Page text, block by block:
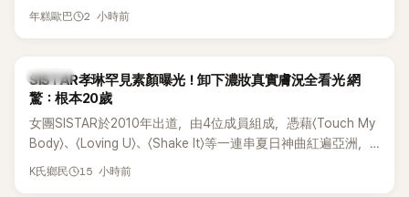
代表車佳媛(차가원)。如今事件再掀風波，YouTuber李鎮浩公開
年糕歐巴 2 小時前
K-POP
SISTAR孝琳罕見素顏曝光！卸下濃妝真實膚況全看光 網
驚：根本20歲
女團SISTAR於2010年出道，由4位成員組成，憑藉〈Touch My
Body〉、〈Loving U〉、〈Shake It〉等一連串夏日神曲紅遍亞洲，
獲封「夏日女王」。不過，團體在出道滿7年後宣布解散，成員各
K氏鄉民 15 小時前